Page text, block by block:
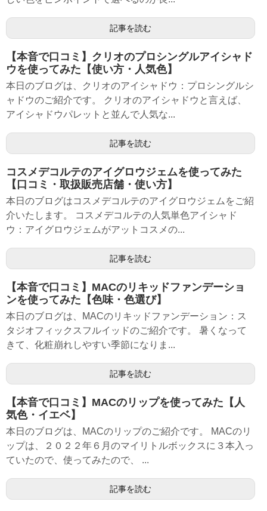
記事を読む
【本音で口コミ】クリオのプロシングルアイシャド
ウを使ってみた【使い方・人気色】
本日のブログは、クリオのアイシャドウ：プロシングルシ
ャドウのご紹介です。 クリオのアイシャドウと言えば、
アイシャドウパレットと並んで人気な...
記事を読む
コスメデコルテのアイグロウジェムを使ってみた
【口コミ・取扱販売店舗・使い方】
本日のブログはコスメデコルテのアイグロウジェムをご紹
介いたします。 コスメデコルテの人気単色アイシャド
ウ：アイグロウジェムがアットコスメの...
記事を読む
【本音で口コミ】MACのリキッドファンデーショ
ンを使ってみた【色味・色選び】
本日のブログは、MACのリキッドファンデーション：ス
タジオフィックスフルイッドのご紹介です。 暑くなって
きて、化粧崩れしやすい季節になりま...
記事を読む
【本音で口コミ】MACのリップを使ってみた【人
気色・イエベ】
本日のブログは、MACのリップのご紹介です。 MACのリ
ップは、２０２２年６月のマイリトルボックスに３本入っ
ていたので、使ってみたので、 ...
記事を読む